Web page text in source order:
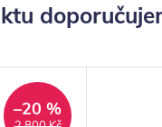
–20 %